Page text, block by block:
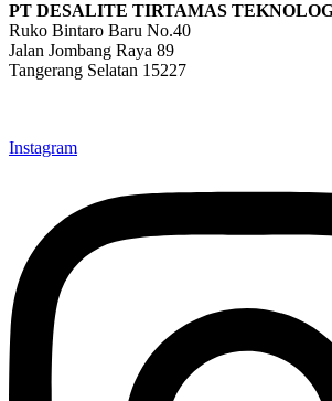
PT DESALITE TIRTAMAS
Ruko Bintaro Baru No.40
Jalan Jombang Raya 89
Tangerang Selatan 15227
Instagram